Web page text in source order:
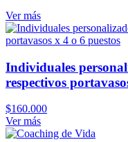
Ver más
Individuales
respectivos
$160.000
Ver más